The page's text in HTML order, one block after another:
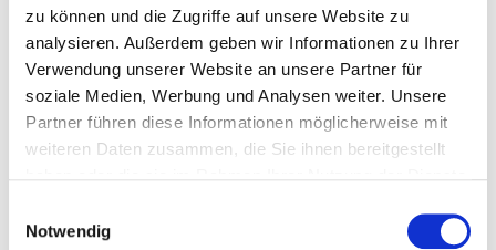
zu können und die Zugriffe auf unsere Website zu
analysieren. Außerdem geben wir Informationen zu Ihrer
Verwendung unserer Website an unsere Partner für
soziale Medien, Werbung und Analysen weiter. Unsere
Partner führen diese Informationen möglicherweise mit
weiteren Daten zusammen, die Sie ihnen bereitgestellt
Notwendig
Kristin Kook